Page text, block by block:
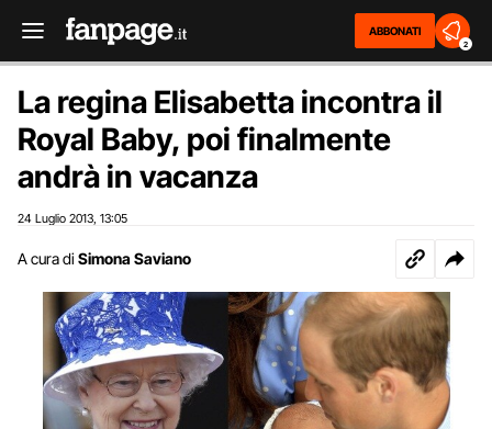
ABBONATI
2
La regina Elisabetta incontra il
Royal Baby, poi finalmente
andrà in vacanza
24 Luglio 2013 13:05
A cura di Simona Saviano